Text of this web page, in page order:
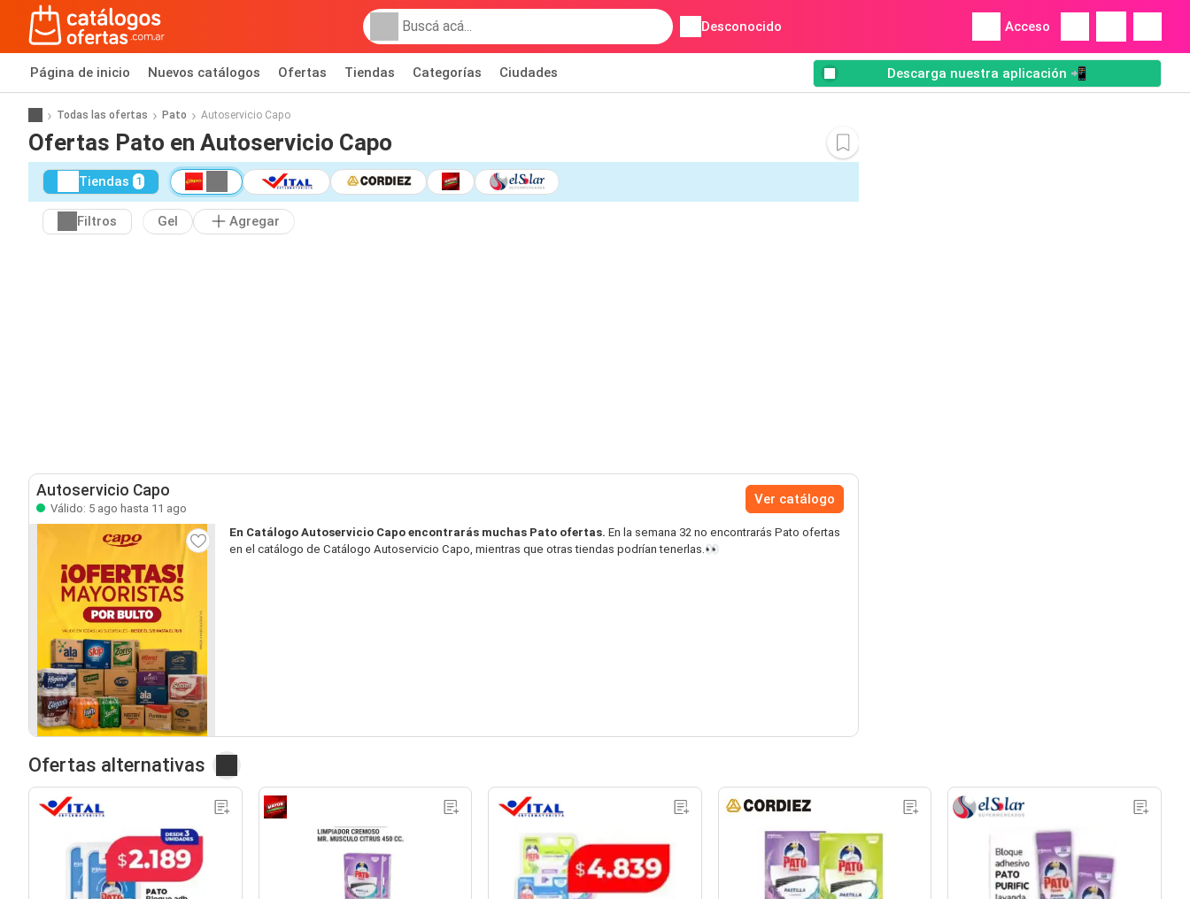
Desconocido Acceso
Página de inicio Nuevos catálogos Ofertas Tiendas Categorías Ciudades Descarga nuestra aplicación 📲
Todas las ofertas Pato Autoservicio Capo
Ofertas Pato en Autoservicio Capo
Tiendas 1
Filtros Gel Agregar
Autoservicio Capo
Válido: 5 ago hasta 11 ago
Ver catálogo
En Catálogo Autoservicio Capo encontrarás muchas Pato ofertas. En la semana 32 no encontrarás Pato ofertas
en el catálogo de Catálogo Autoservicio Capo, mientras que otras tiendas podrían tenerlas.👀
Ofertas alternativas